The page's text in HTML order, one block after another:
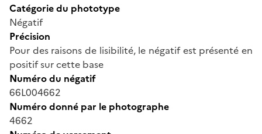
Catégorie du phototype
Négatif
Précision
Pour des raisons de lisibilité, le négatif est présenté en
positif sur cette base
Numéro du négatif
66L004662
Numéro donné par le photographe
4662